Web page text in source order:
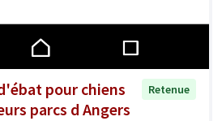
pour chiens
parcs d Angers
Retenue